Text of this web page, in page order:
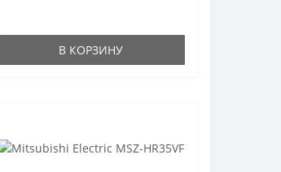
В КОРЗИНУ